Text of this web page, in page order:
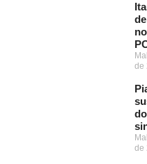
de
de